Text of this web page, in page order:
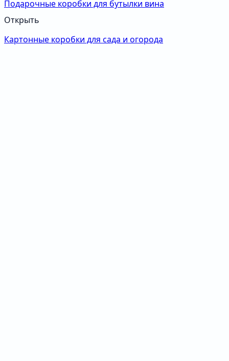
Подарочные коробки для бутылки вина
Открыть
Картонные коробки для сада и огорода